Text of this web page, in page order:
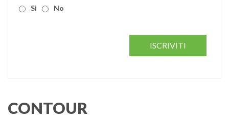
Sì
No
CONTOUR